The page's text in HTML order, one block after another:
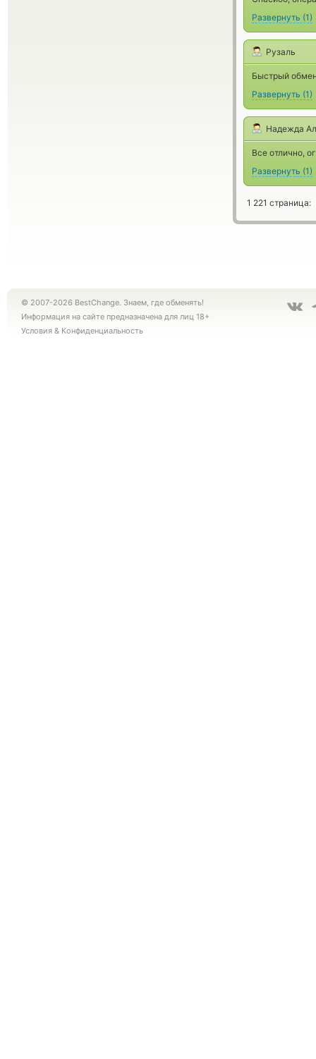
Развернуть (1)
Рузаль
Быстрый
Развернуть (1)
Надежда
Все отлично,
Развернуть (1)
1 221 страница:
© 2007-2026 BestChange. Знаем, где обменять!
Информация на сайте предназначена для лиц 18+
Условия & Конфиденциальность